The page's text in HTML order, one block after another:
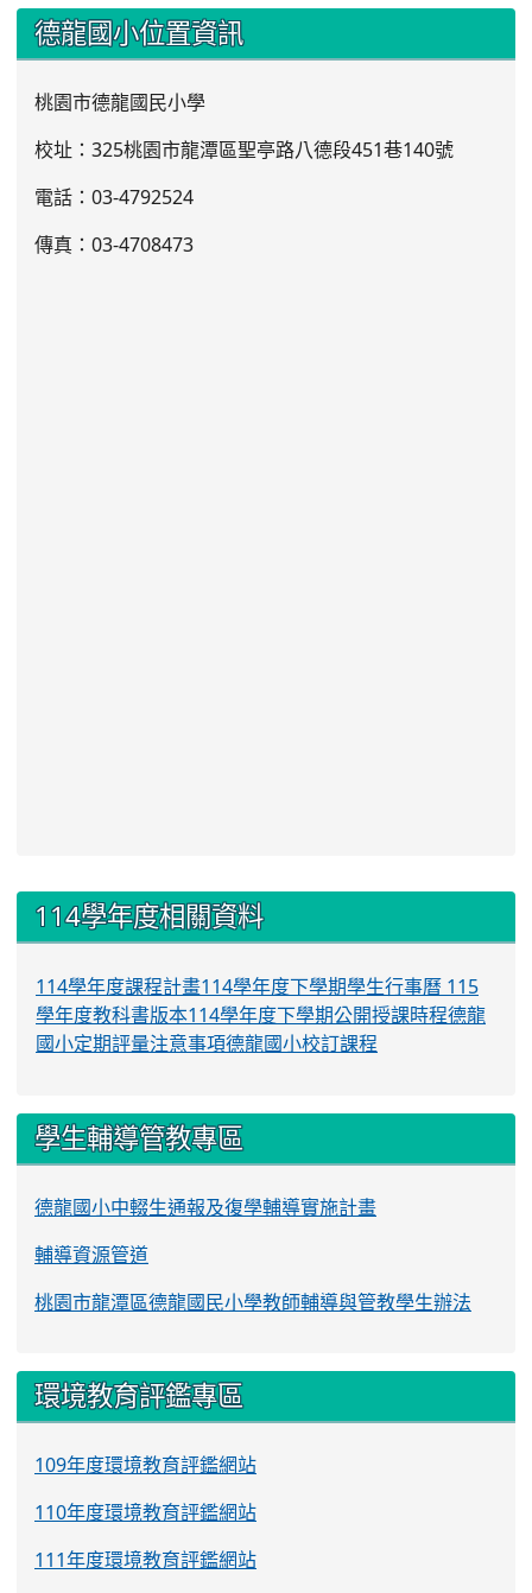
::: 德龍國小位置資訊
桃園市德龍國民小學
校址：325桃園市龍潭區聖亭路八德段451巷140號
電話：03-4792524
傳真：03-4708473
::: 114學年度相關資料
114學年度課程計畫114學年度下學期學生行事曆 115
學年度教科書版本114學年度下學期公開授課時程德龍
國小定期評量注意事項德龍國小校訂課程
學生輔導管教專區
德龍國小中輟生通報及復學輔導實施計畫
輔導資源管道
桃園市龍潭區德龍國民小學教師輔導與管教學生辦法
環境教育評鑑專區
109年度環境教育評鑑網站
110年度環境教育評鑑網站
111年度環境教育評鑑網站